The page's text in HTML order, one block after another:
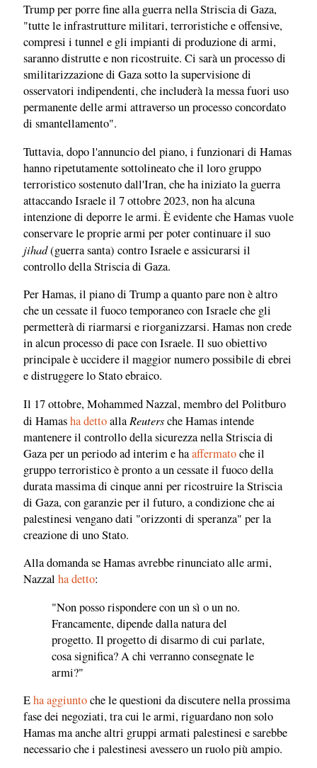
Trump per porre fine alla guerra nella Striscia di Gaza,
"tutte le infrastrutture militari, terroristiche e offensive,
compresi i tunnel e gli impianti di produzione di armi,
saranno distrutte e non ricostruite. Ci sarà un processo di
smilitarizzazione di Gaza sotto la supervisione di
osservatori indipendenti, che includerà la messa fuori uso
permanente delle armi attraverso un processo concordato
di smantellamento".
Tuttavia, dopo l'annuncio del piano, i funzionari di Hamas
hanno ripetutamente sottolineato che il loro gruppo
terroristico sostenuto dall'Iran, che ha iniziato la guerra
attaccando Israele il 7 ottobre 2023, non ha alcuna
intenzione di deporre le armi. È evidente che Hamas vuole
conservare le proprie armi per poter continuare il suo
jihad(guerra santa) contro Israele e assicurarsi il
controllo della Striscia di Gaza.
Per Hamas, il piano di Trump a quanto pare non è altro
che un cessate il fuoco temporaneo con Israele che gli
permetterà di riarmarsi e riorganizzarsi. Hamas non crede
in alcun processo di pace con Israele. Il suo obiettivo
principale è uccidere il maggior numero possibile di ebrei
e distruggere lo Stato ebraico.
Il 17 ottobre, Mohammed Nazzal, membro del Politburo
di Hamasha dettoalla Reutersche Hamas intende
mantenere il controllo della sicurezza nella Striscia di
Gaza per un periodo ad interim e haaffermatoche il
gruppo terroristico è pronto a un cessate il fuoco della
durata massima di cinque anni per ricostruire la Striscia
di Gaza, con garanzie per il futuro, a condizione che ai
palestinesi vengano dati "orizzonti di speranza" per la
creazione di uno Stato.
Alla domanda se Hamas avrebbe rinunciato alle armi,
Nazzal ha detto:
"Non posso rispondere con un sì o un no.
Francamente, dipende dalla natura del
progetto. Il progetto di disarmo di cui parlate,
cosa significa? A chi verranno consegnate le
armi?"
Eha aggiuntoche le questioni da discutere nella prossima
fase dei negoziati, tra cui le armi, riguardano non solo
Hamas ma anche altri gruppi armati palestinesi e sarebbe
necessario che i palestinesi avessero un ruolo più ampio.